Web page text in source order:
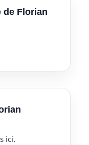
de Florian
ici.